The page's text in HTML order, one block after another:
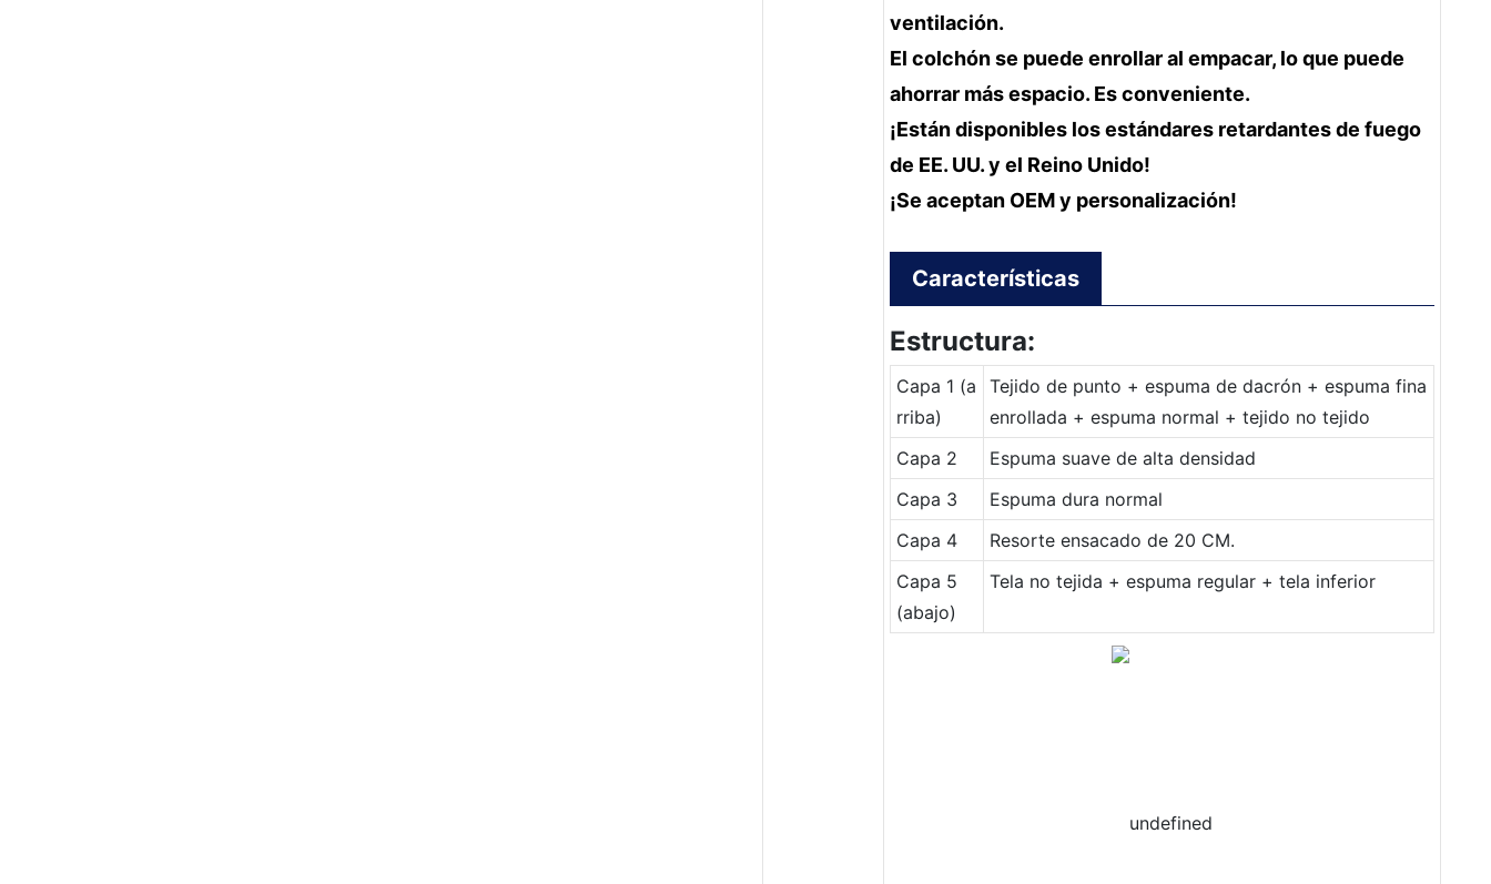
ventilación.
El colchón se puede enrollar al empacar, lo que puede
ahorrar más espacio. Es conveniente.
¡Están disponibles los estándares retardantes de fuego
de EE. UU. y el Reino Unido!
¡Se aceptan OEM y personalización!
Características
Estructura:
Capa 1 (a
rriba)
Tejido de punto + espuma de dacrón + espuma fina
enrollada + espuma normal + tejido no tejido
Capa 2
Espuma suave de alta densidad
Capa 3
Espuma dura normal
Capa 4
Resorte ensacado de 20 CM.
Capa 5
(abajo)
Tela no tejida + espuma regular + tela inferior